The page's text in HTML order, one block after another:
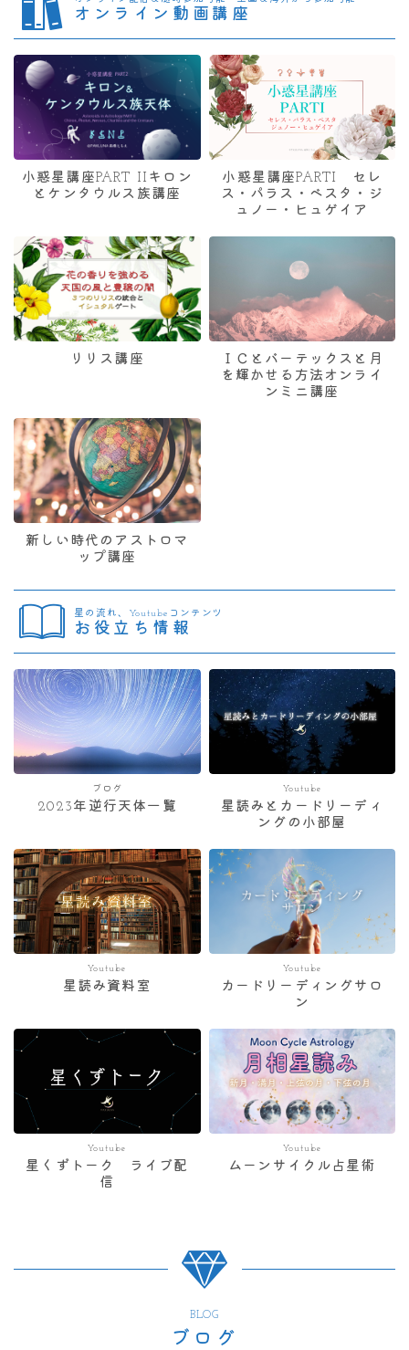
オンライン動画講座
小惑星講座PART IIキロン
とケンタウルス族講座
小惑星講座PARTI セレ
ス・パラス・ベスタ・ジ
ュノー・ヒュゲイア
リリス講座
ＩＣとバーテックスと月
を輝かせる方法オンライ
ンミニ講座
新しい時代のアストロマ
ップ講座
星の流れ、Youtubeコンテンツ
お役立ち情報
ブログ
2023年逆行天体一覧
Youtube
星読みとカードリーディ
ングの小部屋
Youtube
星読み資料室
Youtube
カードリーディングサロ
ン
Youtube
星くずトーク ライブ配
信
Youtube
ムーンサイクル占星術
BLOG
ブログ